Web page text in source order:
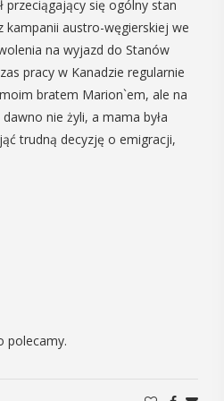
się ogólny stan
austro-węgierskiej we
na wyjazd do Stanów
pracy w Kanadzie regularnie
bratem Marion`em, ale na
nie żyli, a mama była
trudną decyzję o emigracji,
polecamy.
MAJ
17:00 - 23:00
Muzeów 2026
SZCZEGÓŁY